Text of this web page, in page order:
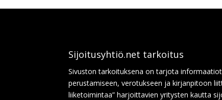
Sijoitusyhtiö.net tarkoitus
Sivuston tarkoituksena on tarjota
perustamiseen, verotukseen ja kirjanpitoon
liiketoimintaa” harjoittavien yritysten kautta